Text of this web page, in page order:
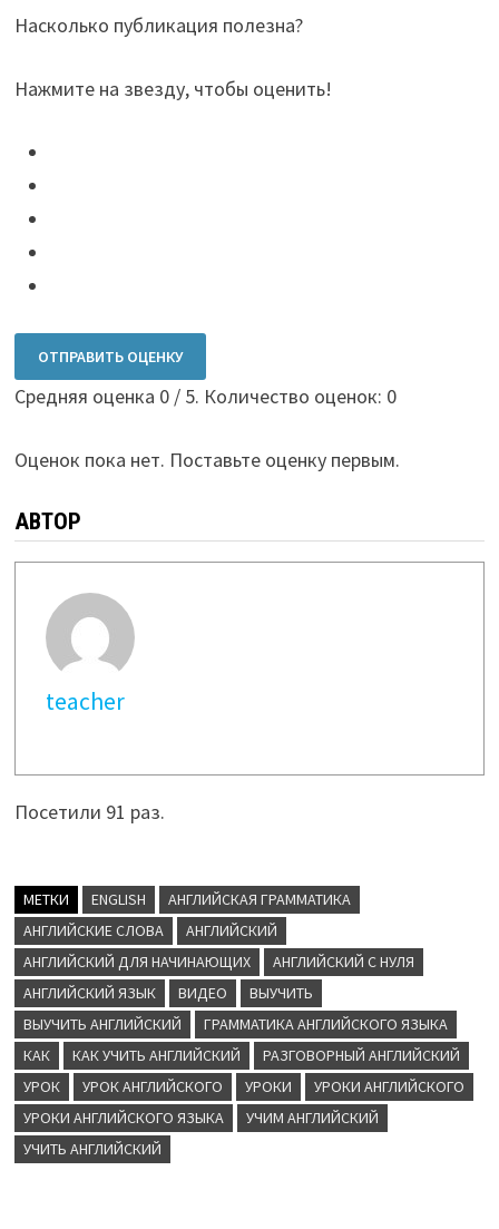
Насколько публикация полезна?
Нажмите на звезду, чтобы оценить!
ОТПРАВИТЬ ОЦЕНКУ
Средняя оценка 0/ 5. Количество оценок: 0
Оценок пока нет. Поставьте оценку первым.
АВТОР
teacher
Посетили 91 раз.
МЕТКИ ENGLISH
АНГЛИЙСКАЯ ГРАММАТИКА
АНГЛИЙСКИЕ СЛОВА
АНГЛИЙСКИЙ
АНГЛИЙСКИЙ ДЛЯ НАЧИНАЮЩИХ
АНГЛИЙСКИЙ С НУЛЯ
АНГЛИЙСКИЙ ЯЗЫК
ВИДЕО
ВЫУЧИТЬ
ВЫУЧИТЬ АНГЛИЙСКИЙ
ГРАММАТИКА АНГЛИЙСКОГО ЯЗЫКА
КАК
КАК УЧИТЬ АНГЛИЙСКИЙ
РАЗГОВОРНЫЙ АНГЛИЙСКИЙ
УРОК
УРОК АНГЛИЙСКОГО УРОКИ
УРОКИ АНГЛИЙСКОГО
УРОКИ АНГЛИЙСКОГО ЯЗЫКА
УЧИМ АНГЛИЙСКИЙ
УЧИТЬ АНГЛИЙСКИЙ